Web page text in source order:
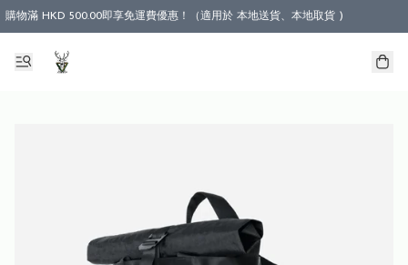
購物滿 HKD 500.00即享免運費優惠！（適用於 本地送貨、本地取貨 )